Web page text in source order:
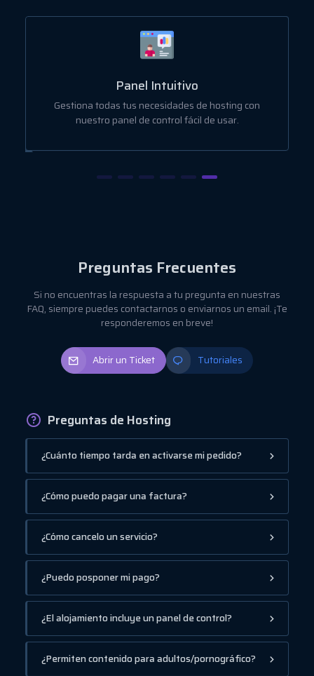
Panel Intuitivo
Gestiona todas tus necesidades de hosting con
nuestro panel de control fácil de usar.
Preguntas Frecuentes
Si no encuentras la respuesta a tu pregunta en nuestras
FAQ, siempre puedes contactarnos o enviarnos un email. ¡Te
responderemos en breve!
Abrir un Ticket Tutoriales
Preguntas de Hosting
¿Cuánto tiempo tarda en activarse mi pedido?
¿Cómo puedo pagar una factura?
¿Cómo cancelo un servicio?
¿Puedo posponer mi pago?
¿El alojamiento incluye un panel de control?
¿Permiten contenido para adultos/pornográfico?